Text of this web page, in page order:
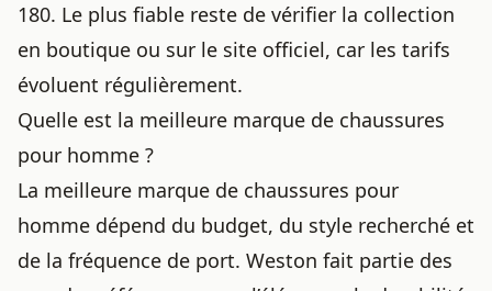
180. Le plus fiable reste de vérifier la collection
en boutique ou sur le site officiel, car les tarifs
évoluent régulièrement.
Quelle est la meilleure marque de chaussures
pour homme ?
La meilleure marque de chaussures pour
homme dépend du budget, du style recherché et
de la fréquence de port. Weston fait partie des